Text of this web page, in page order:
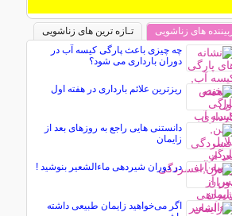
های زناشویی
تـازه ترین های زناشویی
چه چیزی باعث پارگی کیسه آب در
دوران بارداری می شود؟
ریزترین علائم بارداری در هفته اول
دانستنی هایی راجع به روزهای بعد از
زایمان
در دوران شیردهی ماءالشعیر بنوشید !
اگر می‌خواهید زایمان طبیعی داشته